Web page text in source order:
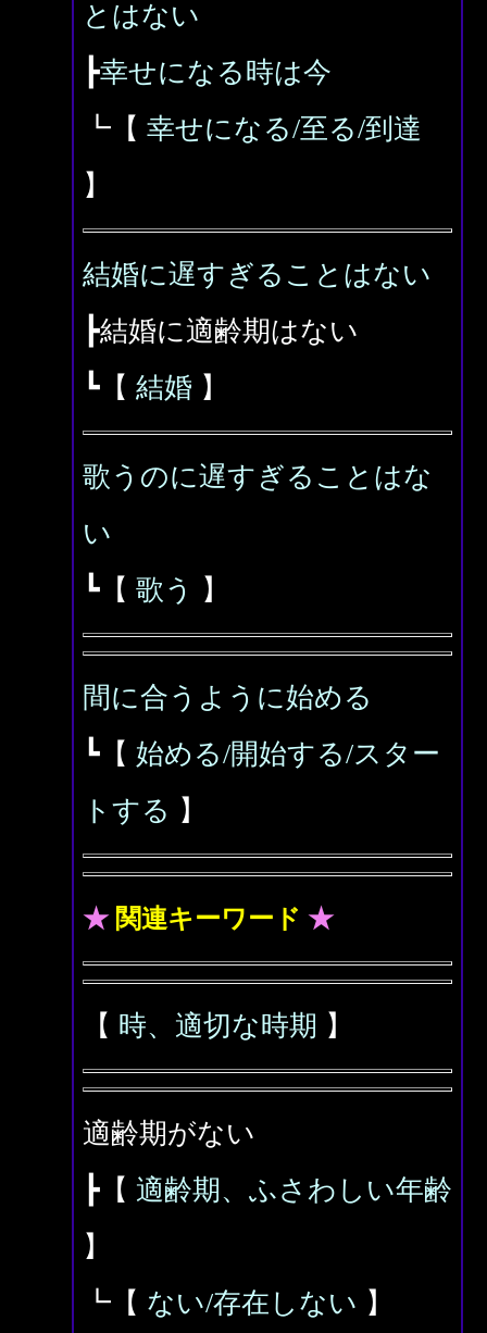
とはない
┣幸せになる時は今
┗【 幸せになる/至る/到達
】
結婚に遅すぎることはない
┣結婚に適齢期はない
┗【 結婚 】
歌うのに遅すぎることはな
い
┗【 歌う 】
間に合うように始める
┗【 始める/開始する/スター
トする 】
★ 関連キーワード ★
【 時、適切な時期 】
適齢期がない
┣【 適齢期、ふさわしい年齢
】
┗【 ない/存在しない 】